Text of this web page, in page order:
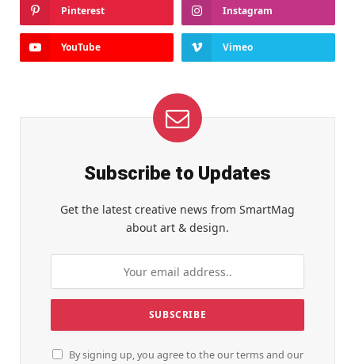
Pinterest Instagram
YouTube Vimeo
Subscribe to Updates
Get the latest creative news from SmartMag
about art & design.
By signing up, you agree to the our terms and our